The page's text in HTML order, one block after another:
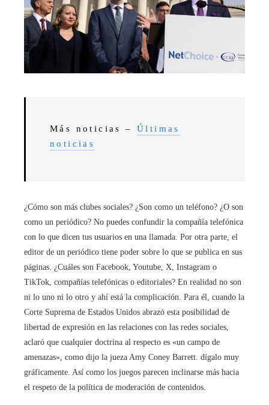
Más noticias – Últimas
noticias
¿Cómo son más clubes sociales? ¿Son como un teléfono? ¿O son
como un periódico? No puedes confundir la compañía telefónica
con lo que dicen tus usuarios en una llamada. Por otra parte, el
editor de un periódico tiene poder sobre lo que se publica en sus
páginas. ¿Cuáles son Facebook, Youtube, X, Instagram o
TikTok, compañías telefónicas o editoriales? En realidad no son
ni lo uno ni lo otro y ahí está la complicación. Para él, cuando la
Corte Suprema de Estados Unidos abrazó esta posibilidad de
libertad de expresión en las relaciones con las redes sociales,
aclaró que cualquier doctrina al respecto es «un campo de
amenazas», como dijo la jueza Amy Coney Barrett. dígalo muy
gráficamente. Así como los juegos parecen inclinarse más hacia
el respeto de la política de moderación de contenidos.